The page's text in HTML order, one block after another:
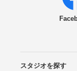
スタジオを探す